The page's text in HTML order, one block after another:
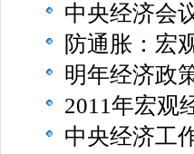
中央经济会
防通胀：宏
明年经济政
2011年宏观
中央经济工